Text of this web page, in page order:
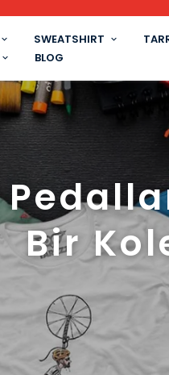
SWEATSHIRT
BLOG
Bir